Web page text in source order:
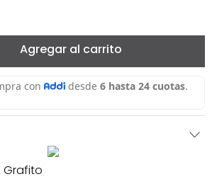
Agregar al carrito
Grafito